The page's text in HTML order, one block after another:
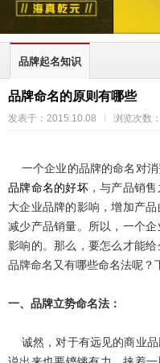
品牌起名知识
品牌命名的原则有哪些
发表于：2015.10.08 浏览次数
一个企业的品牌的命名对
品牌命名的好坏，与产品销
大企业品牌的影响，增加产
减少产品销量。所以，一个
影响的。那么，要怎么才能
品牌命名又有哪些命名法呢？
一、品牌立势命名法：
诚然，对于有远见的商业品